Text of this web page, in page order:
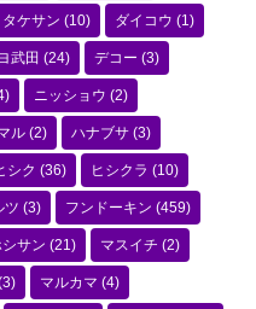
タケサン (10) ダイコウ (1)
武田 (24) デコー (3)
ニッショウ (2)
ル (2) ハナブサ (3)
シク (36) ヒシクラ (10)
ツ (3) フンドーキン (459)
サン (21) マスイチ (2)
マルカマ (4)